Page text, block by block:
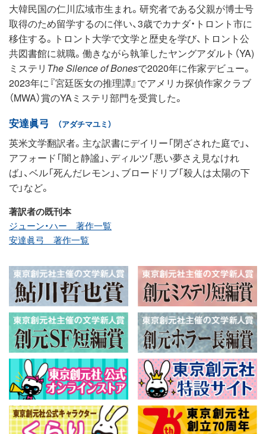
大韓民国の仁川広域市生まれ。研究者である父親が博士号
取得のため留学するのに伴い、3歳でカナダ・トロント市に
移住する。トロント大学で文学と歴史を学び、トロント公
共図書館に就職。働きながら執筆したヤングアダルト（YA)
ミステリ The Silence of Bonesで2020年に作家デビュー。
2023年に『宮廷医女の推理譚』でアメリカ探偵作家クラブ
（MWA）賞のYAミステリ部門を受賞した。
安達眞弓 （アダチマユミ）
英米文学翻訳者。主な訳書にデイリー「閉ざされた庭で」、
アフォード「闇と静謐」、ディルツ「悪い夢さえ見なけれ
ば」、ベル「死んだレモン」、ブロードリブ「殺人は太陽の下
で」など。
著訳者の既刊本
ジューン・ハー 著作一覧
安達眞弓 著作一覧